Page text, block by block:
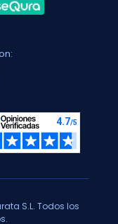
S.L. Todos los